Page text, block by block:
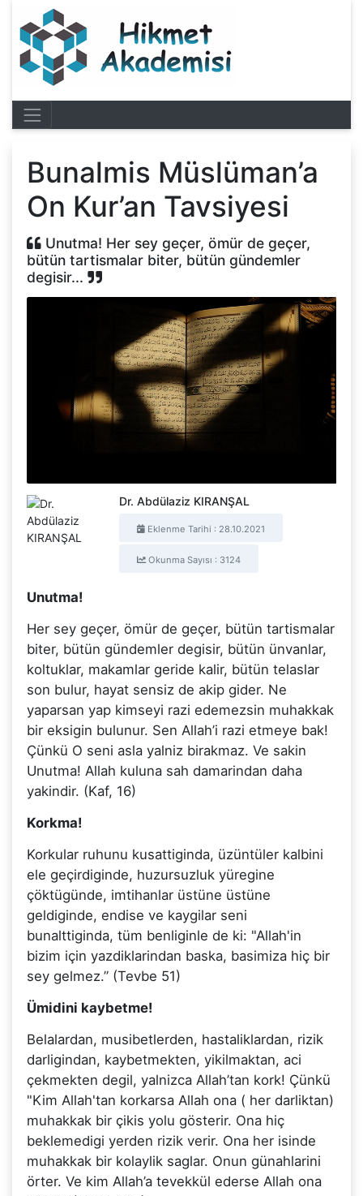
Bunalmis Müslüman’a
On Kur’an Tavsiyesi
Unutma! Her sey geçer, ömür de geçer,
bütün tartismalar biter, bütün gündemler
degisir...
Dr. Abdülaziz KIRANŞAL
Eklenme Tarihi : 28.10.2021
Okunma Sayısı : 3124
Unutma!
Her sey geçer, ömür de geçer, bütün tartismalar
biter, bütün gündemler degisir, bütün ünvanlar,
koltuklar, makamlar geride kalir, bütün telaslar
son bulur, hayat sensiz de akip gider. Ne
yaparsan yap kimseyi razi edemezsin muhakkak
bir eksigin bulunur. Sen Allah’i razi etmeye bak!
Çünkü O seni asla yalniz birakmaz. Ve sakin
Unutma! Allah kuluna sah damarindan daha
yakindir. (Kaf, 16)
Korkma!
Korkular ruhunu kusattiginda, üzüntüler kalbini
ele geçirdiginde, huzursuzluk yüregine
çöktügünde, imtihanlar üstüne üstüne
geldiginde, endise ve kaygilar seni
bunalttiginda, tüm benliginle de ki: "Allah'in
bizim için yazdiklarindan baska, basimiza hiç bir
sey gelmez.” (Tevbe 51)
Ümidini kaybetme!
Belalardan, musibetlerden, hastaliklardan, rizik
darligindan, kaybetmekten, yikilmaktan, aci
çekmekten degil, yalnizca Allah’tan kork! Çünkü
"Kim Allah'tan korkarsa Allah ona ( her darliktan)
muhakkak bir çikis yolu gösterir. Ona hiç
beklemedigi yerden rizik verir. Ona her isinde
muhakkak bir kolaylik saglar. Onun günahlarini
örter. Ve kim Allah’a tevekkül ederse Allah ona